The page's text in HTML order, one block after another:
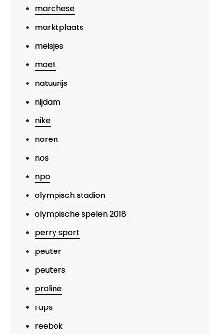
marchese
marktplaats
meisjes
moet
natuurijs
nijdam
nike
noren
nos
npo
olympisch stadion
olympische spelen 2018
perry sport
peuter
peuters
proline
raps
reebok